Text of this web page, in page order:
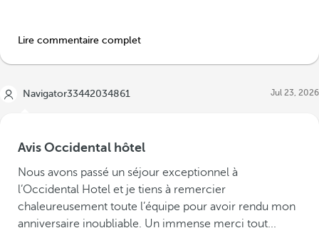
Lire commentaire complet
Navigator33442034861 Jul 23, 2026
Avis Occidental hôtel
Nous avons passé un séjour exceptionnel à
l’Occidental Hotel et je tiens à remercier
chaleureusement toute l’équipe pour avoir rendu mon
anniversaire inoubliable. Un immense merci tout...